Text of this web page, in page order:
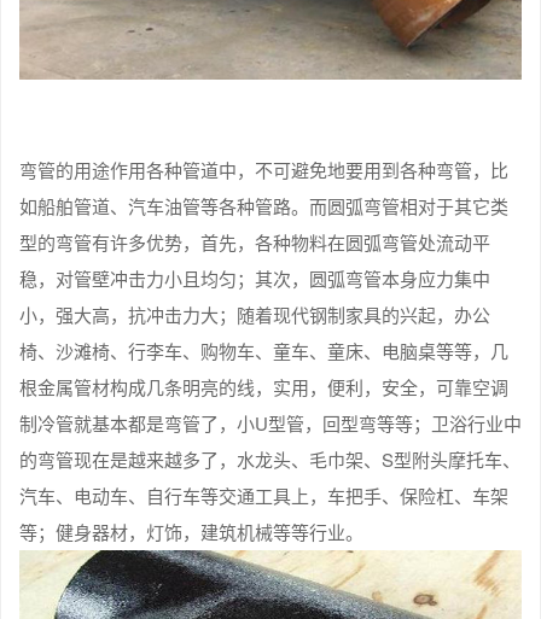
弯管的用途作用各种管道中，不可避免地要用到各种弯管，比
如船舶管道、汽车油管等各种管路。而圆弧弯管相对于其它类
型的弯管有许多优势，首先，各种物料在圆弧弯管处流动平
稳，对管壁冲击力小且均匀；其次，圆弧弯管本身应力集中
小，强大高，抗冲击力大；随着现代钢制家具的兴起，办公
椅、沙滩椅、行李车、购物车、童车、童床、电脑桌等等，几
根金属管材构成几条明亮的线，实用，便利，安全，可靠空调
制冷管就基本都是弯管了，小U型管，回型弯等等；卫浴行业中
的弯管现在是越来越多了，水龙头、毛巾架、S型附头摩托车、
汽车、电动车、自行车等交通工具上，车把手、保险杠、车架
等；健身器材，灯饰，建筑机械等等行业。